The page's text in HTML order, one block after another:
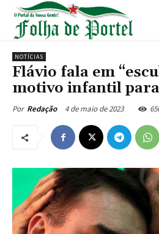
NOTÍCIAS
Flávio fala em
motivo infantil
Por Redação 4 de maio de 2023